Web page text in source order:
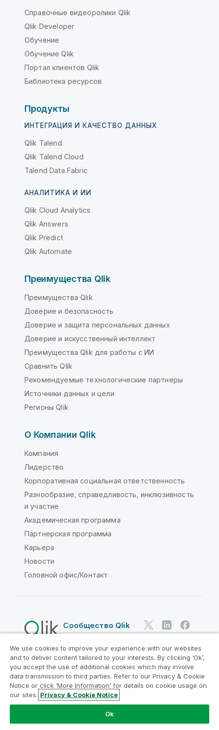
Справочные видеоролики Qlik
Qlik Developer
Обучение
Обучение Qlik
Портал клиентов Qlik
Библиотека ресурсов
Продукты
ИНТЕГРАЦИЯ И КАЧЕСТВО ДАННЫХ
Qlik Talend
Qlik Talend Cloud
Talend Data Fabric
АНАЛИТИКА И ИИ
Qlik Cloud Analytics
Qlik Answers
Qlik Predict
Qlik Automate
Преимущества Qlik
Преимущества Qlik
Доверие и безопасность
Доверие и защита персональных данных
Доверие и искусственный интеллект
Преимущества Qlik для работы с ИИ
Сравнить Qlik
Рекомендуемые технологические партнеры
Источники данных и цели
Регионы Qlik
О Компании Qlik
Компания
Лидерство
Корпоративная социальная ответственность
Разнообразие, справедливость, инклюзивность
и участие
Академическая программа
Партнерская программа
Карьера
Новости
Головной офис/Контакт
Сообщество Qlik
Юридические соглашения
Условия использования продуктов
Legal Policies
Юридические положения
Условия использования
Товарные знаки
Do Not Share My Info
© QlikTech International AB, 1993-2026. Все права
We use cookies to improve your experience with our websites
and to deliver content tailored to your interests. By clicking ‘Ok’,
you accept the use of additional cookies which may involve
data transmission to third parties. Refer to our Privacy & Cookie
Notice or click ‘More Information’ for details on cookie usage on
our sites. Privacy & Cookie Notice
Ok